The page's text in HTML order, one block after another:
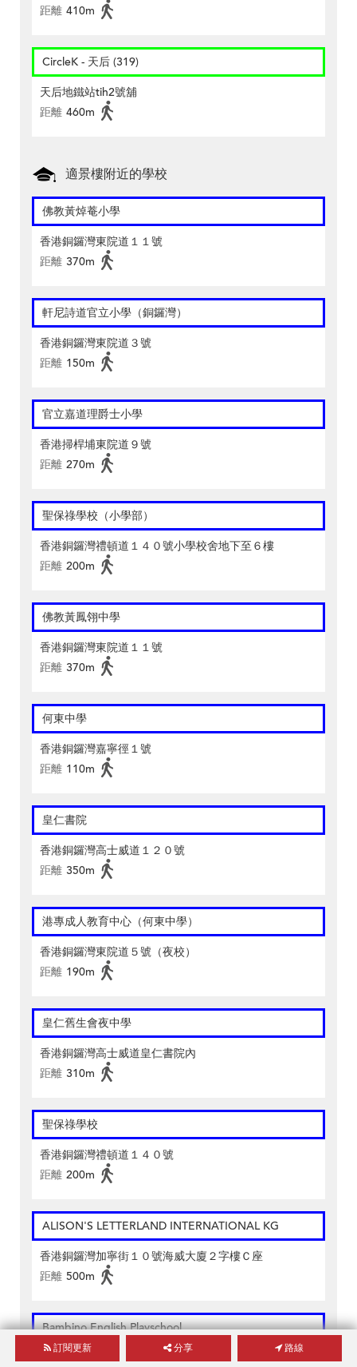
距離 410m
CircleK - 天后 (319)
天后地鐵站tih2號舖
距離 460m
適景樓附近的學校
佛教黃焯菴小學
香港銅鑼灣東院道１１號
距離 370m
軒尼詩道官立小學（銅鑼灣）
香港銅鑼灣東院道３號
距離 150m
官立嘉道理爵士小學
香港掃桿埔東院道９號
距離 270m
聖保祿學校（小學部）
香港銅鑼灣禮頓道１４０號小學校舍地下至６樓
距離 200m
佛教黃鳳翎中學
香港銅鑼灣東院道１１號
距離 370m
何東中學
香港銅鑼灣嘉寧徑１號
距離 110m
皇仁書院
香港銅鑼灣高士威道１２０號
距離 350m
港專成人教育中心（何東中學）
香港銅鑼灣東院道５號（夜校）
距離 190m
皇仁舊生會夜中學
香港銅鑼灣高士威道皇仁書院內
距離 310m
聖保祿學校
香港銅鑼灣禮頓道１４０號
距離 200m
ALISON'S LETTERLAND INTERNATIONAL KG
香港銅鑼灣加寧街１０號海威大廈２字樓Ｃ座
距離 500m
Bambino English Playschool
香港銅鑼灣高士威道１６－２２號高威樓４樓Ａ、Ｂ、
訂閱更新 分享 路線